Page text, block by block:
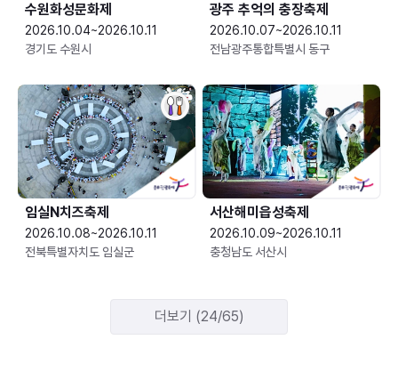
수원화성문화제
2026.10.04~2026.10.11
경기도 수원시
광주 추억의 충장축제
2026.10.07~2026.10.11
전남광주통합특별시 동구
임실N치즈축제
2026.10.08~2026.10.11
전북특별자치도 임실군
서산해미읍성축제
2026.10.09~2026.10.11
충청남도 서산시
더보기 (24/65)